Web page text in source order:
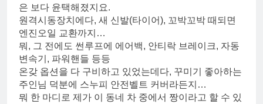
은 보다 윤택해졌지요.
원격시동장치에다, 새 신발(타이어), 꼬박꼬박 때되면
엔진오일 교환까지…
뭐, 그 전에도 썬루프에 에어백, 안티락 브레이크, 자동
변속기, 파워핸들 등등
온갖 옵션을 다 구비하고 있었는데다, 꾸미기 좋아하는
주인님 덕분에 스누피 안전벨트 커버라든지…
뭐 한 마디로 제가 이 동네 차 중에서 짱이라고 할 수 있